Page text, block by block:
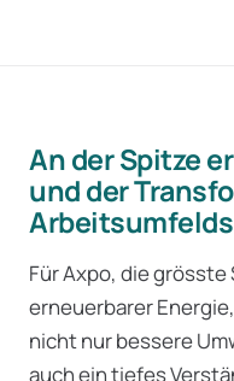
An der Spitze
und der
Arbeitsumfelds
Für Axpo, die
erneuerbarer
nicht nur bessere
auch ein tiefes